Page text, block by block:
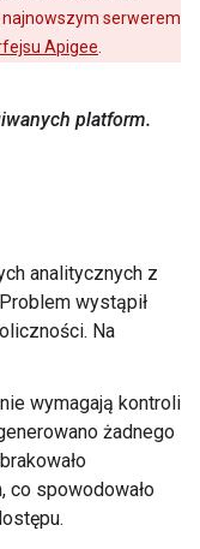
serwerem
Apigee
platform.
analitycznych z
wystąpił
Na
wymagają kontroli
żadnego
co spowodowało